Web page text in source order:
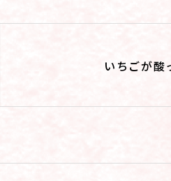
いちごが酸